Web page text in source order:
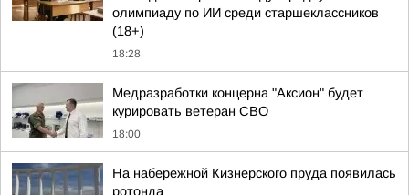
олимпиаду по ИИ среди старшеклассников
(18+)
18:28
Медразработки концерна "Аксион" будет
курировать ветеран СВО
18:00
На набережной Кизнерского пруда появилась
ротонда